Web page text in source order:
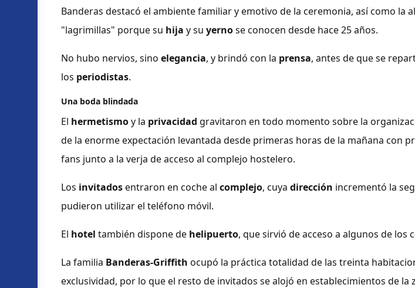
Banderas destacó el ambiente familiar y emotivo de la ceremonia, así como la
"lagrimillas" porque su hija y su yernose conocen desde hace 25 años.
No hubo nervios, sino elegancia, y brindó con la prensa, antes de que se
los periodistas.
Una boda blindada
El hermetismoy la privacidad gravitaron en todo momento sobre la
de la enorme expectación levantada desde primeras horas de la mañana con
fans junto a la verja de acceso al complejo hostelero.
Los invitadosentraron en coche al complejo, cuya dirección incrementó la
pudieron utilizar el teléfono móvil.
El hotel también dispone de helipuerto, que sirvió de acceso a algunos de los
La familia Banderas-Griffith ocupó la práctica totalidad de las treinta
exclusividad, por lo que el resto de invitados se alojó en establecimientos de